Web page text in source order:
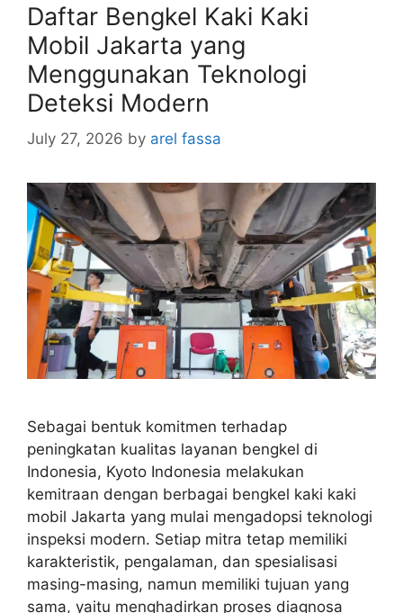
Daftar Bengkel Kaki Kaki
Mobil Jakarta yang
Menggunakan Teknologi
Deteksi Modern
July 27, 2026 by arel fassa
Sebagai bentuk komitmen terhadap
peningkatan kualitas layanan bengkel di
Indonesia, Kyoto Indonesia melakukan
kemitraan dengan berbagai bengkel kaki kaki
mobil Jakarta yang mulai mengadopsi teknologi
inspeksi modern. Setiap mitra tetap memiliki
karakteristik, pengalaman, dan spesialisasi
masing-masing, namun memiliki tujuan yang
sama, yaitu menghadirkan proses diagnosa